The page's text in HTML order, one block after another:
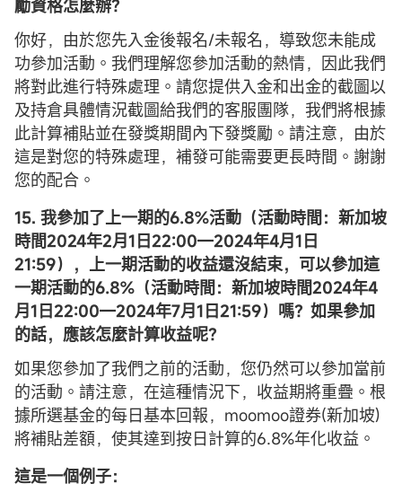
勵資格怎麼辦？
你好，由於您先入金後報名/未報名，導致您未能成
功參加活動。我們理解您參加活動的熱情，因此我們
將對此進行特殊處理。請您提供入金和出金的截圖以
及持倉具體情況截圖給我們的客服團隊，我們將根據
此計算補貼並在發獎期間內下發獎勵。請注意，由於
這是對您的特殊處理，補發可能需要更長時間。謝謝
您的配合。
15. 我參加了上一期的6.8%活動（活動時間：新加坡
時間2024年2月1日22:00—2024年4月1日
21:59），上一期活動的收益還沒結束，可以參加這
一期活動的6.8%（活動時間：新加坡時間2024年4
月1日22:00—2024年7月1日21:59）嗎？如果參加
的話，應該怎麼計算收益呢？
如果您參加了我們之前的活動，您仍然可以參加當前
的活動。請注意，在這種情況下，收益期將重疊。根
據所選基金的每日基本回報，moomoo證券(新加坡)
將補貼差額，使其達到按日計算的6.8%年化收益。
這是一個例子：